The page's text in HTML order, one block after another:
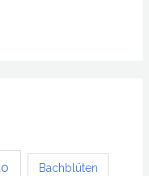
Bachblüten